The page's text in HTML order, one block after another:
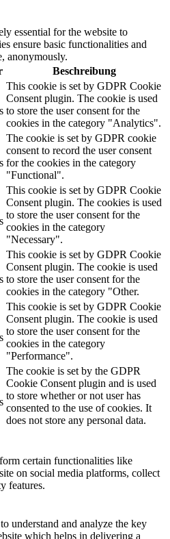
essential for the website to
ensure basic functionalities and
anonymously.
Beschreibung
This cookie is set by GDPR Cookie
Consent plugin. The cookie is used
to store the user consent for the
cookies in the category "Analytics".
The cookie is set by GDPR cookie
consent to record the user consent
for the cookies in the category
"Functional".
This cookie is set by GDPR Cookie
Consent plugin. The cookies is used
to store the user consent for the
cookies in the category
"Necessary".
This cookie is set by GDPR Cookie
Consent plugin. The cookie is used
to store the user consent for the
cookies in the category "Other.
This cookie is set by GDPR Cookie
Consent plugin. The cookie is used
to store the user consent for the
cookies in the category
"Performance".
The cookie is set by the GDPR
Cookie Consent plugin and is used
to store whether or not user has
consented to the use of cookies. It
does not store any personal data.
certain functionalities like
on social media platforms, collect
features.
understand and analyze the key
which helps in delivering a